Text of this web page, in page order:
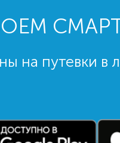
на путевки в